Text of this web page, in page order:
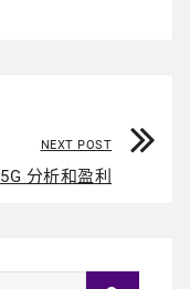
NEXT POST
5G 分析和盈利